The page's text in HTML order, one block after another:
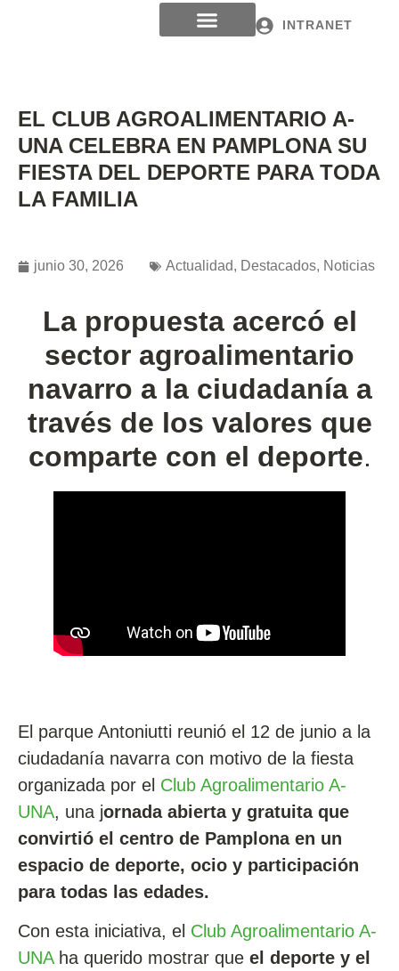
INTRANET
EL CLUB AGROALIMENTARIO A-
UNA CELEBRA EN PAMPLONA SU
FIESTA DEL DEPORTE PARA TODA
LA FAMILIA
junio 30, 2026 Actualidad, Destacados, Noticias
La propuesta acercó el
sector agroalimentario
navarro a la ciudadanía a
través de los valores que
comparte con el deporte.
El parque Antoniutti reunió el 12 de junio a la
ciudadanía navarra con motivo de la fiesta
organizada por el Club Agroalimentario A-
UNA, una jornada abierta y gratuita que
convirtió el centro de Pamplona en un
espacio de deporte, ocio y participación
para todas las edades.
Con esta iniciativa, el Club Agroalimentario A-
UNAha querido mostrar que el deporte y el